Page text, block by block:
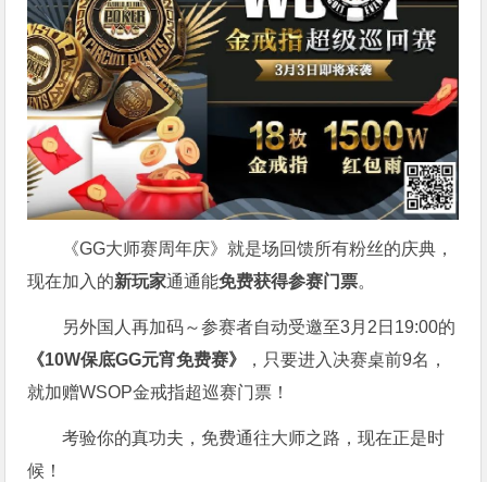
《GG大师赛周年庆》就是场回馈所有粉丝的庆典，
现在加入的新玩家通通能免费获得参赛门票。
另外国人再加码～参赛者自动受邀至3月2日19:00的
《10W保底GG元宵免费赛》
，只要进入决赛桌前9名，
就加赠WSOP金戒指超巡赛门票！
考验你的真功夫，免费通往大师之路，现在正是时
候！